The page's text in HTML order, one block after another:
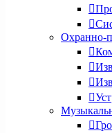
Охранно-